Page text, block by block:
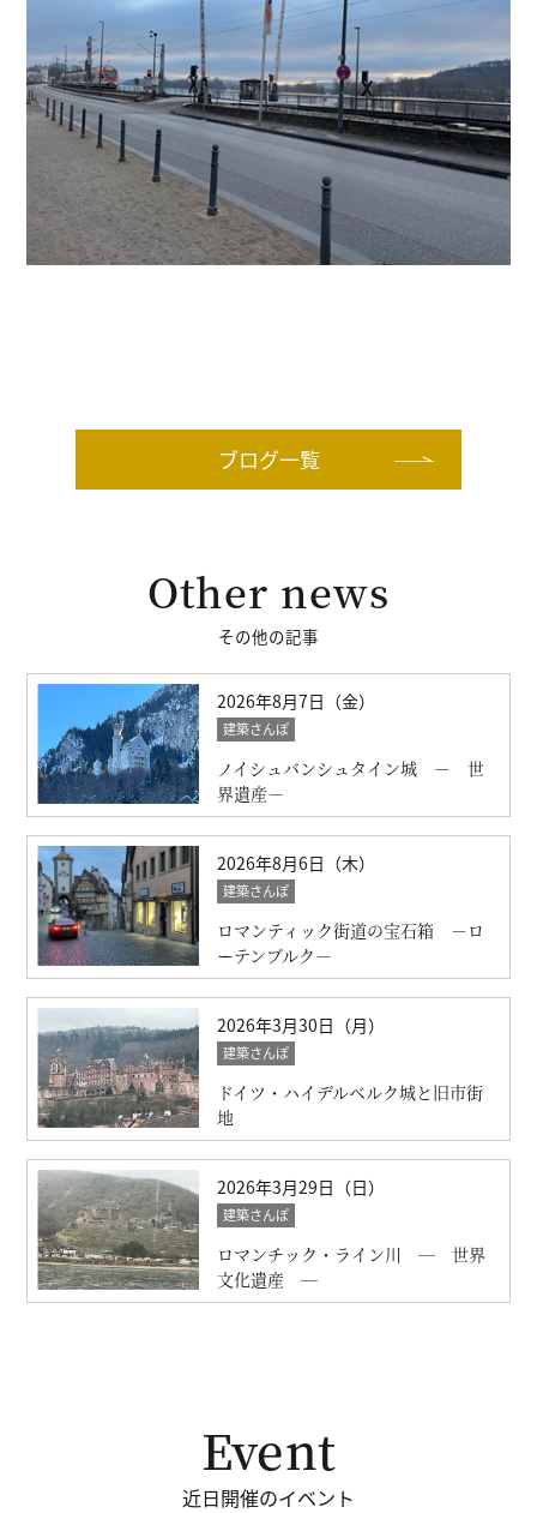
ブログ一覧
Other news
その他の記事
2026年8月7日（金）
建築さんぽ
ノイシュバンシュタイン城 － 世
界遺産－
2026年8月6日（木）
建築さんぽ
ロマンティック街道の宝石箱 －ロ
ーテンブルク－
2026年3月30日（月）
建築さんぽ
ドイツ・ハイデルベルク城と旧市街
地
2026年3月29日（日）
建築さんぽ
ロマンチック・ライン川 ― 世界
文化遺産 ―
Event
近日開催のイベント